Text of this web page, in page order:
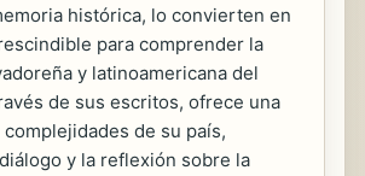
histórica, lo convierten en
para comprender la
y latinoamericana del
de sus escritos, ofrece una
complejidades de su país,
y la reflexión sobre la